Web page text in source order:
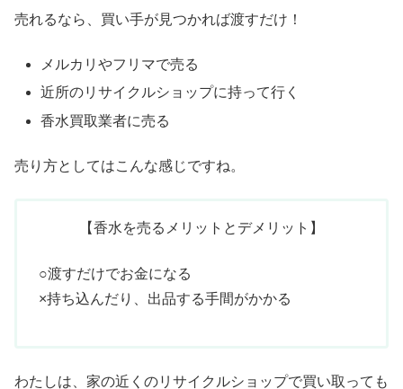
売れるなら、買い手が見つかれば渡すだけ！
メルカリやフリマで売る
近所のリサイクルショップに持って行く
香水買取業者に売る
売り方としてはこんな感じですね。
【香水を売るメリットとデメリット】
○渡すだけでお金になる
×持ち込んだり、出品する手間がかかる
わたしは、家の近くのリサイクルショップで買い取っても